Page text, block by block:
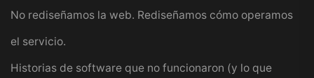
No rediseñamos la web. Rediseñamos cómo operamos
el servicio.
Historias de software que no funcionaron (y lo que